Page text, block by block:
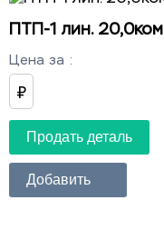
ПТП-1 лин. 20,0ком
Цена за :
₽
Продать деталь
Добавить